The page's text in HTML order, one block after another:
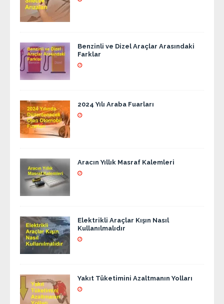
Benzinli ve Dizel Araçlar Arasındaki
Farklar
2024 Yılı Araba Fuarları
Aracın Yıllık Masraf Kalemleri
Elektrikli Araçlar Kışın Nasıl
Kullanılmalıdır
Yakıt Tüketimini Azaltmanın Yolları